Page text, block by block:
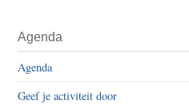
Agenda
Agenda
Geef je activiteit door